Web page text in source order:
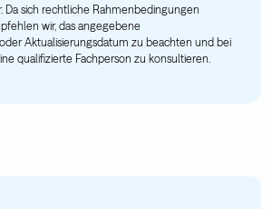
Da sich rechtliche Rahmenbedingungen
wir, das angegebene
Aktualisierungsdatum zu beachten und bei
qualifizierte Fachperson zu konsultieren.